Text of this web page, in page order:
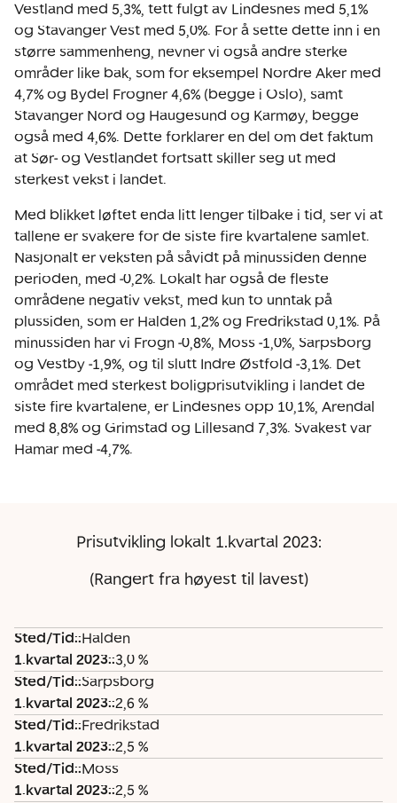
Vestland med 5,3%, tett fulgt av Lindesnes med 5,1%
og Stavanger Vest med 5,0%. For å sette dette inn i en
større sammenheng, nevner vi også andre sterke
områder like bak, som for eksempel Nordre Aker med
4,7% og Bydel Frogner 4,6% (begge i Oslo), samt
Stavanger Nord og Haugesund og Karmøy, begge
også med 4,6%. Dette forklarer en del om det faktum
at Sør- og Vestlandet fortsatt skiller seg ut med
sterkest vekst i landet.
Med blikket løftet enda litt lenger tilbake i tid, ser vi at
tallene er svakere for de siste fire kvartalene samlet.
Nasjonalt er veksten på såvidt på minussiden denne
perioden, med -0,2%. Lokalt har også de fleste
områdene negativ vekst, med kun to unntak på
plussiden, som er Halden 1,2% og Fredrikstad 0,1%. På
minussiden har vi Frogn -0,8%, Moss -1,0%, Sarpsborg
og Vestby -1,9%, og til slutt Indre Østfold -3,1%. Det
området med sterkest boligprisutvikling i landet de
siste fire kvartalene, er Lindesnes opp 10,1%, Arendal
med 8,8% og Grimstad og Lillesand 7,3%. Svakest var
Hamar med -4,7%.
Prisutvikling lokalt 1.kvartal 2023:
(Rangert fra høyest til lavest)
S
t
e
d
/
T
i
d
1
.
k
v
a
r
t
a
Sted/Tid::Halden
1.kvartal 2023::3,0 %
Sted/Tid::Sarpsborg
1.kvartal 2023::2,6 %
Sted/Tid::Fredrikstad
1.kvartal 2023::2,5 %
Sted/Tid::Moss
1.kvartal 2023::2,5 %